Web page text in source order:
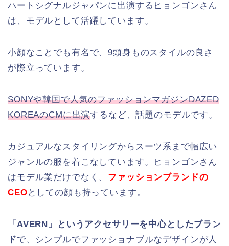
ハートシグナルジャパンに出演するヒョンゴンさん
は、モデルとして活躍しています。
小顔なことでも有名で、9頭身ものスタイルの良さ
が際立っています。
SONYや韓国で人気のファッションマガジンDAZED
KOREAのCMに出演するなど、話題のモデルです。
カジュアルなスタイリングからスーツ系まで幅広い
ジャンルの服を着こなしています。ヒョンゴンさん
はモデル業だけでなく、 ファッションブランドの
CEO としての顔も持っています。
「AVERN」というアクセサリーを中心としたブラン
ドで、シンプルでファッショナブルなデザインが人